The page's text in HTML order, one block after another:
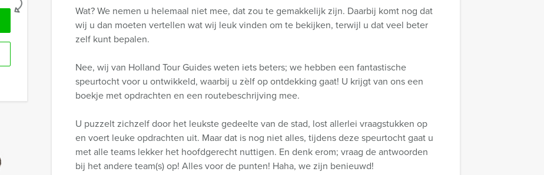
Wat? We nemen u helemaal niet mee, dat zou te gemakkelijk zijn. Daarbij komt nog dat
wij u dan moeten vertellen wat wij leuk vinden om te bekijken, terwijl u dat veel beter
zelf kunt bepalen.
Nee, wij van Holland Tour Guides weten iets beters; we hebben een fantastische
speurtocht voor u ontwikkeld, waarbij u zèlf op ontdekking gaat! U krijgt van ons een
boekje met opdrachten en een routebeschrijving mee.
U puzzelt zichzelf door het leukste gedeelte van de stad, lost allerlei vraagstukken op
en voert leuke opdrachten uit. Maar dat is nog niet alles, tijdens deze speurtocht gaat u
met alle teams lekker het hoofdgerecht nuttigen. En denk erom; vraag de antwoorden
bij het andere team(s) op! Alles voor de punten! Haha, we zijn benieuwd!